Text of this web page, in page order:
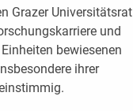
Grazer Universitätsrat
und
bewiesenen
ihrer